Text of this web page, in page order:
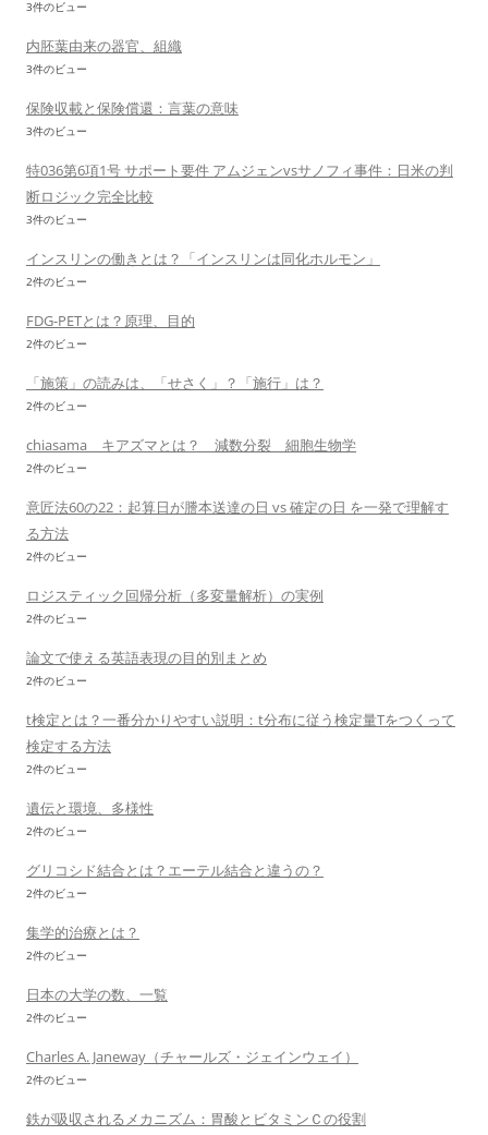
3件のビュー
内胚葉由来の器官、組織
3件のビュー
保険収載と保険償還：言葉の意味
3件のビュー
特036第6項1号 サポート要件 アムジェンvsサノフィ事件：日米の判
断ロジック完全比較
3件のビュー
インスリンの働きとは？「インスリンは同化ホルモン」
2件のビュー
FDG-PETとは？原理、目的
2件のビュー
「施策」の読みは、「せさく」？「施行」は？
2件のビュー
chiasama キアズマとは？ 減数分裂 細胞生物学
2件のビュー
意匠法60の22：起算日が謄本送達の日 vs 確定の日 を一発で理解す
る方法
2件のビュー
ロジスティック回帰分析（多変量解析）の実例
2件のビュー
論文で使える英語表現の目的別まとめ
2件のビュー
t検定とは？一番分かりやすい説明：t分布に従う検定量Tをつくって
検定する方法
2件のビュー
遺伝と環境、多様性
2件のビュー
グリコシド結合とは？エーテル結合と違うの？
2件のビュー
集学的治療とは？
2件のビュー
日本の大学の数、一覧
2件のビュー
Charles A. Janeway（チャールズ・ジェインウェイ）
2件のビュー
鉄が吸収されるメカニズム：胃酸とビタミンＣの役割